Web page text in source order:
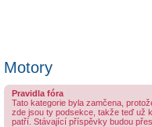
Motory
Pravidla fóra
Tato kategorie byla zamčena,
zde jsou ty podsekce, takže teď už
patří. Stávající příspěvky budou